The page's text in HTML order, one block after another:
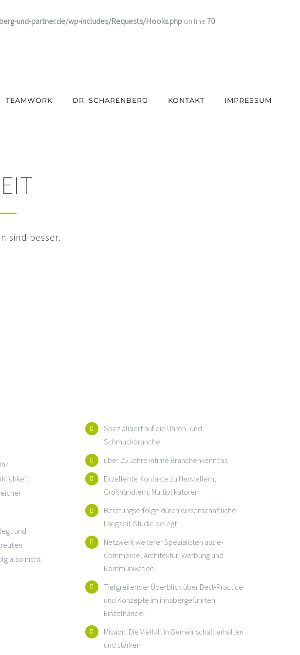
und-partner.de/wp-includes/Requests/Hooks.phpon line70
TEAMWORK DR. SCHARENBERG KONTAKT IMPRESSUM
sind besser.
und
also nicht
Spezialisiert auf die Uhren- und
Schmuckbranche
über 25 Jahre intime Branchenkenntnis
Exzellente Kontakte zu Herstellern,
Großhändlern, Multiplikatoren
Beratungserfolge durch wissenschaftliche
Langzeit-Studie belegt
Netzwerk weiterer Spezialisten aus e-
Commerce, Architektur, Werbung und
Kommunikation
Tiefgreifender Überblick über Best-Practice
und Konzepte im inhabergeführten
Einzelhandel
Mission: Die Vielfalt in Gemeinschaft erhalten
und stärken